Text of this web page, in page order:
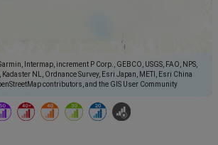
Intermap, increment P Corp., GEBCO, USGS, FAO, NPS,
Kadaster NL, Ordnance Survey, Esri Japan, METI, Esri China
contributors, and the GIS User Community